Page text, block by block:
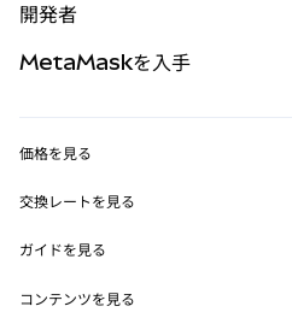
パーペチュアル
RWA
開発者
MetaMask Connect
Snaps
Web3サービス
MetaMaskを入手
セキュリティ
サポート
価格を見る
イーサリアムの価格
Solanaの価格
交換レートを見る
ETH→USD
USDT→INR
ガイドを見る
ETHの購入
コンテンツを見る